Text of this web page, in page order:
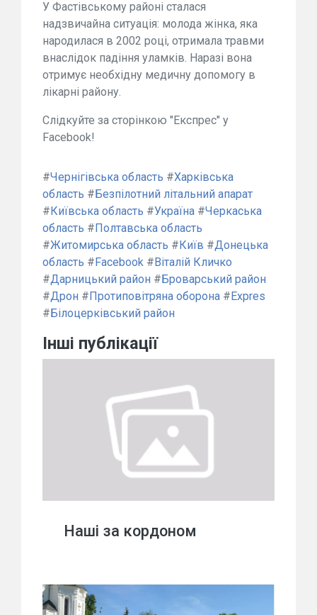
У Фастівському районі сталася
надзвичайна ситуація: молода жінка, яка
народилася в 2002 році, отримала травми
внаслідок падіння уламків. Наразі вона
отримує необхідну медичну допомогу в
лікарні району.
Слідкуйте за сторінкою "Експрес" у
Facebook!
#Чернігівська область #Харківська
область #Безпілотний літальний апарат
#Київська область #Україна #Черкаська
область #Полтавська область
#Житомирська область #Київ #Донецька
область #Facebook #Віталій Кличко
#Дарницький район #Броварський район
#Дрон #Протиповітряна оборона #Expres
#Білоцерківський район
Інші публікації
Наші за кордоном